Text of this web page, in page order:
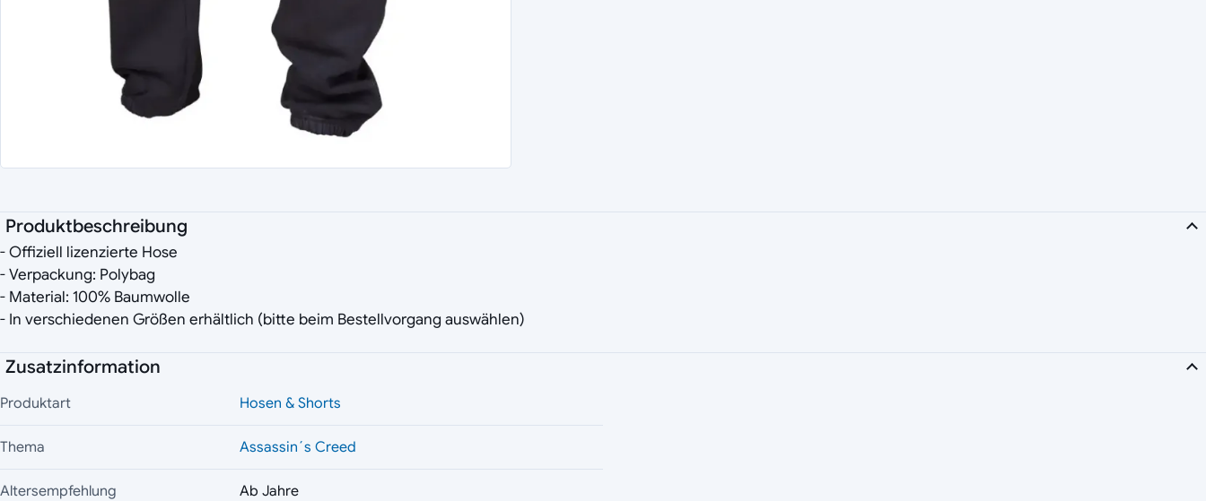
Produktbeschreibung
- Offiziell lizenzierte Hose
- Verpackung: Polybag
- Material: 100% Baumwolle
- In verschiedenen Größen erhältlich (bitte beim Bestellvorgang auswählen)
Zusatzinformation
Produktart Hosen & Shorts
Thema Assassin´s Creed
Altersempfehlung Ab Jahre